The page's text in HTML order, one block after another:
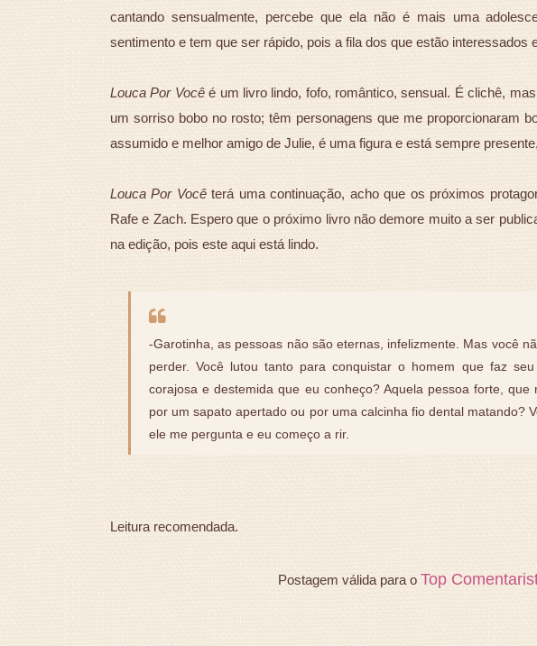
cantando sensualmente, percebe que ela não é mais uma
sentimento e tem que ser rápido, pois a fila dos que estão interessados
Louca Por Vocêé um livro lindo, fofo, romântico, sensual. É clichê,
um sorriso bobo no rosto; têm personagens que me proporcionaram
assumido e melhor amigo de Julie, é uma figura e está sempre
Louca Por Vocêterá uma continuação, acho que os próximos
Rafe e Zach. Espero que o próximo livro não demore muito a ser
na edição, pois este aqui está lindo.
-Garotinha, as pessoas não são eternas, infelizmente. Mas você
perder. Você lutou tanto para conquistar o homem que faz
corajosa e destemida que eu conheço? Aquela pessoa forte,
por um sapato apertado ou por uma calcinha fio dental matando?
ele me pergunta e eu começo a rir.
Leitura recomendada.
Postagem válida para oTop